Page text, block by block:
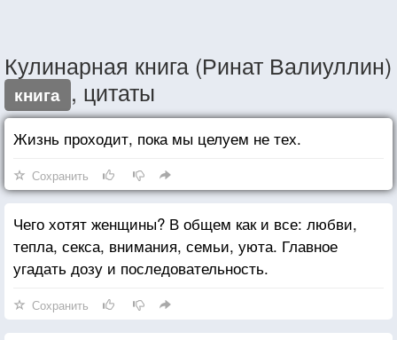
Кулинарная книга (Ринат Валиуллин)
книга , цитаты
Жизнь проходит, пока мы целуем не тех.
Сохранить
Чего хотят женщины? В общем как и все: любви,
тепла, секса, внимания, семьи, уюта. Главное
угадать дозу и последовательность.
Сохранить